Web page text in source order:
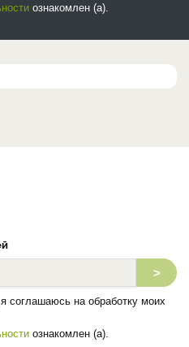
ознакомлен (а).
>
соглашаюсь на обработку моих
ознакомлен (а).